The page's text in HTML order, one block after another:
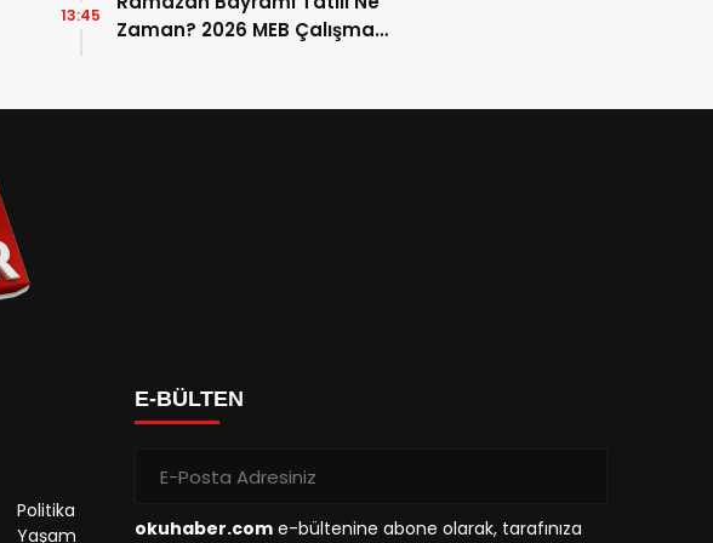
Zaman? 2026 MEB Çalışma
13:45
Politika
Yaşam
E-BÜLTEN
okuhaber.com e-bültenine abone olarak, tarafınıza